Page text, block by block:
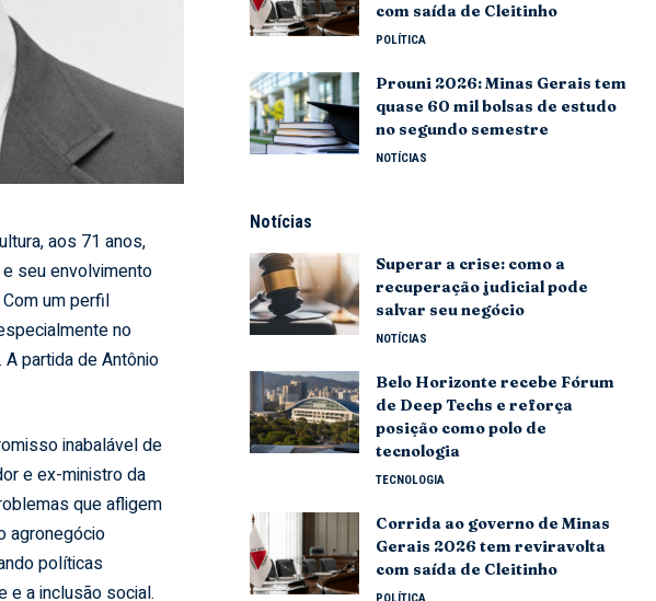
aos 71 anos,
seu envolvimento
um perfil
no
partida de Antônio
inabalável de
e ex-ministro da
que afligem
agronegócio
políticas
e a inclusão social.
com saída de Cleitinho
POLÍTICA
Prouni 2026: Minas Gerais tem
quase 60 mil bolsas de estudo
no segundo semestre
NOTÍCIAS
Notícias
Superar a crise: como a
recuperação judicial pode
salvar seu negócio
NOTÍCIAS
Belo Horizonte recebe Fórum
de Deep Techs e reforça
posição como polo de
tecnologia
TECNOLOGIA
Corrida ao governo de Minas
Gerais 2026 tem reviravolta
com saída de Cleitinho